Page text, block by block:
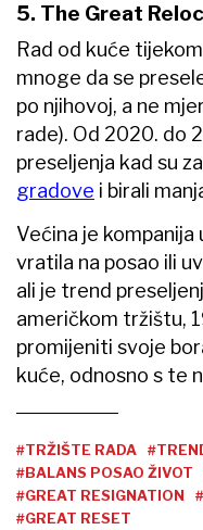
5. The Great
Rad od kuće
mnoge da se
po njihovoj, a ne
rade). Od 2020. do
preseljenja kad su
gradove i birali
Većina je
vratila na posao ili
ali je trend
američkom tržištu,
promijeniti svoje
kuće, odnosno s te
#TRŽIŠTE RADA
#BALANS POSAO ŽIVOT
#GREAT RESIGNATION
#GREAT RESET